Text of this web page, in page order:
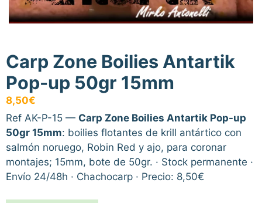
Carp Zone Boilies Antartik
Pop-up 50gr 15mm
8,50€
Ref AK-P-15 — Carp Zone Boilies Antartik Pop-up
50gr 15mm: boilies flotantes de krill antártico con
salmón noruego, Robin Red y ajo, para coronar
montajes; 15mm, bote de 50gr. · Stock permanente ·
Envío 24/48h · Chachocarp · Precio: 8,50€